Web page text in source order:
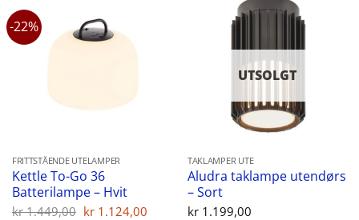
-22%
FRITTSTÅENDE UTELAMPER
Kettle To-Go 36
Batterilampe – Hvit
kr1.449,00 Opprinnelig
kr 1.124,00 Nåværende
UTSOLGT
TAKLAMPER UTE
Aludra taklampe utendørs
– Sort
kr1.199,00